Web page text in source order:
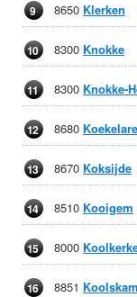
9 8650 Klerken
10 8300 Knokke
11 8300 Knokke-
12 8680 Koekelare
13 8670 Koksijde
14 8510 Kooigem
15 8000
16 8851